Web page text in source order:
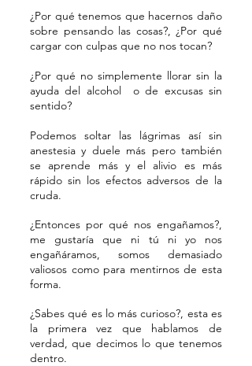
¿Por qué tenemos que hacernos daño
sobre pensando las cosas?, ¿Por qué
cargar con culpas que no nos tocan?
¿Por qué no simplemente llorar sin la
ayuda del alcohol o de excusas sin
sentido?
Podemos soltar las lágrimas así sin
anestesia y duele más pero también
se aprende más y el alivio es más
rápido sin los efectos adversos de la
cruda.
¿Entonces por qué nos engañamos?,
me gustaría que ni tú ni yo nos
engañáramos, somos demasiado
valiosos como para mentirnos de esta
forma.
¿Sabes qué es lo más curioso?, esta es
la primera vez que hablamos de
verdad, que decimos lo que tenemos
dentro.